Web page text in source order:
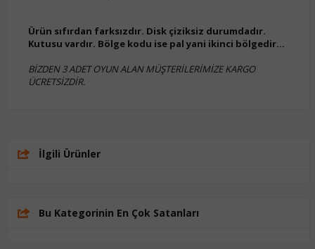
Ürün sıfırdan farksızdır. Disk çiziksiz durumdadır.
Kutusu vardır. Bölge kodu ise pal yani ikinci bölgedir...
BİZDEN 3 ADET OYUN ALAN MÜŞTERİLERİMİZE KARGO
ÜCRETSİZDİR.
İlgili Ürünler
Bu Kategorinin En Çok Satanları